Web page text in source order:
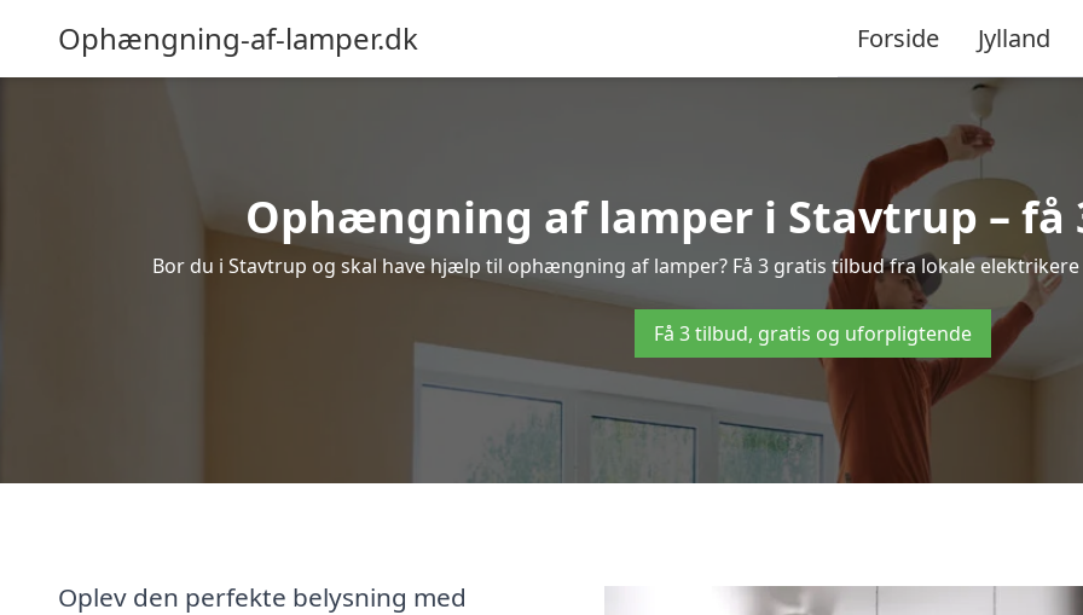
Ophængning-af-lamper.dk Forside Jylland
Ophængning af lamper i Stavtrup –
Bor du i Stavtrup og skal have hjælp til ophængning af lamper? Få 3 gratis tilbud fra lokale
Få 3 tilbud, gratis og uforpligtende
Oplev den perfekte belysning med